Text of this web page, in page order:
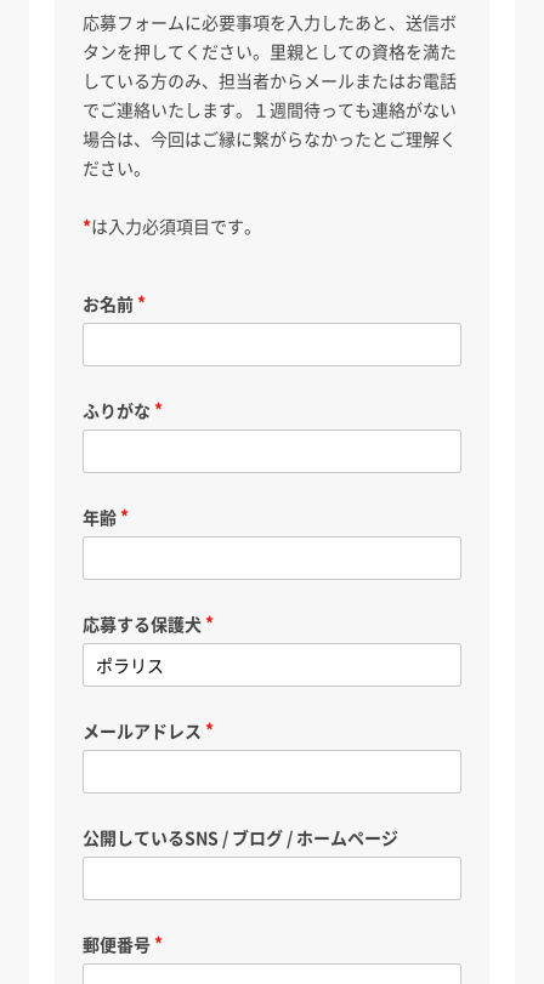
応募フォームに必要事項を入力したあと、送信ボ
タンを押してください。里親としての資格を満た
している方のみ、担当者からメールまたはお電話
でご連絡いたします。１週間待っても連絡がない
場合は、今回はご縁に繋がらなかったとご理解く
ださい。
*は入力必須項目です。
お名前
ふりがな
年齢
応募する保護犬
メールアドレス
公開しているSNS / ブログ / ホームページ
郵便番号